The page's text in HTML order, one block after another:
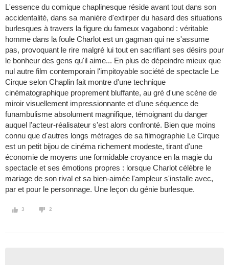
L'essence du comique chaplinesque réside avant tout dans son
accidentalité, dans sa manière d'extirper du hasard des situations
burlesques à travers la figure du fameux vagabond : véritable
homme dans la foule Charlot est un gagman qui ne s'assume
pas, provoquant le rire malgré lui tout en sacrifiant ses désirs pour
le bonheur des gens qu'il aime... En plus de dépeindre mieux que
nul autre film contemporain l'impitoyable société de spectacle Le
Cirque selon Chaplin fait montre d'une technique
cinématographique proprement bluffante, au gré d'une scène de
miroir visuellement impressionnante et d'une séquence de
funambulisme absolument magnifique, témoignant du danger
auquel l'acteur-réalisateur s'est alors confronté. Bien que moins
connu que d'autres longs métrages de sa filmographie Le Cirque
est un petit bijou de cinéma richement modeste, tirant d'une
économie de moyens une formidable croyance en la magie du
spectacle et ses émotions propres : lorsque Charlot célèbre le
mariage de son rival et sa bien-aimée l'ampleur s'installe avec,
par et pour le personnage. Une leçon du génie burlesque.
3 2